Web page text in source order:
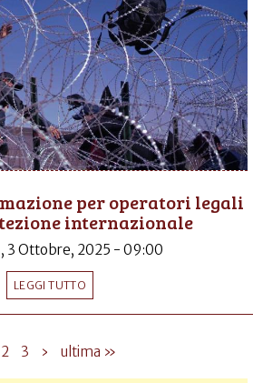
per operatori legali
internazionale
3 Ottobre, 2025 - 09:00
LEGGI TUTTO
2 3 › ultima »